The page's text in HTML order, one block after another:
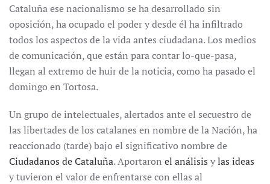
Cataluña ese nacionalismo se ha desarrollado sin
oposición, ha ocupado el poder y desde él ha infiltrado
todos los aspectos de la vida antes ciudadana. Los medios
de comunicación, que están para contar lo-que-pasa,
llegan al extremo de huir de la noticia, como ha pasado el
domingo en Tortosa.
Un grupo de intelectuales, alertados ante el secuestro de
las libertades de los catalanes en nombre de la Nación, ha
reaccionado (tarde) bajo el significativo nombre de
Ciudadanos de Cataluña. Aportaron el análisis ylas ideas
y tuvieron el valor de enfrentarse con ellas al